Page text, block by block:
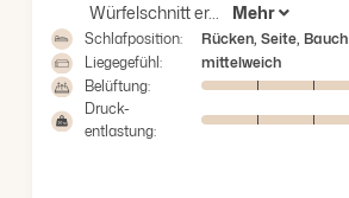
Würfelschnitt er...
Mehr
Schlafposition:
Rücken, Seite, Bauch
Liegegefühl:
mittelweich
Belüftung:
Druck-
entlastung: